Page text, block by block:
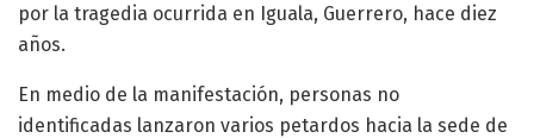
por la tragedia ocurrida en Iguala, Guerrero, hace diez
años.
En medio de la manifestación, personas no
identificadas lanzaron varios petardos hacia la sede de